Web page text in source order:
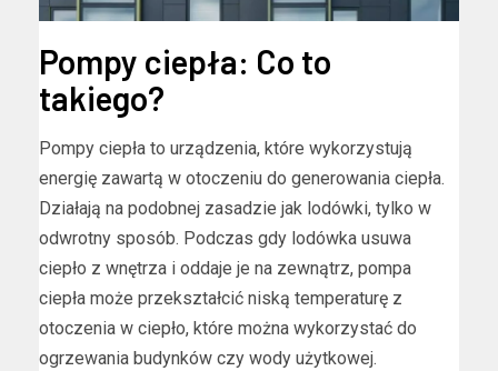
Pompy ciepła: Co to
takiego?
Pompy ciepła to urządzenia, które wykorzystują
energię zawartą w otoczeniu do generowania ciepła.
Działają na podobnej zasadzie jak lodówki, tylko w
odwrotny sposób. Podczas gdy lodówka usuwa
ciepło z wnętrza i oddaje je na zewnątrz, pompa
ciepła może przekształcić niską temperaturę z
otoczenia w ciepło, które można wykorzystać do
ogrzewania budynków czy wody użytkowej.